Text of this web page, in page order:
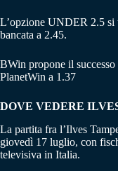
L’opzione UNDER 2.5 si
bancata a 2.45.
BWin propone il
PlanetWin a 1.37
DOVE VEDERE
La partita fra l’Ilves
giovedì 17 luglio, con
televisiva in Italia.